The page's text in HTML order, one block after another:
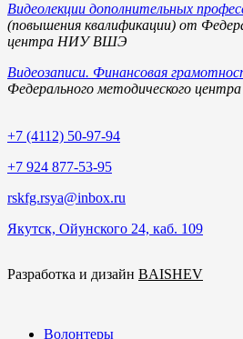
Видеолекции дополнительных
(повышения квалификации) от
центра НИУ ВШЭ
Видеозаписи. Финансовая
Федерального методического центра
+7 (4112) 50-97-94
+7 924 877-53-95
rskfg.rsya@inbox.ru
Якутск, Ойунского 24, каб. 109
Разработка и дизайн BAISHEV
Волонтеры